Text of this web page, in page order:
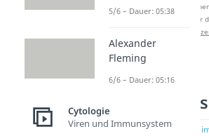
Nach Beantwortung
Studyflix zu verbessern.
Chlorophyll
zur Stelle
5/6 – Dauer: 05:38
Alexander
Fleming
6/6 – Dauer: 05:16
Cytologie
Viren und Immunsystem